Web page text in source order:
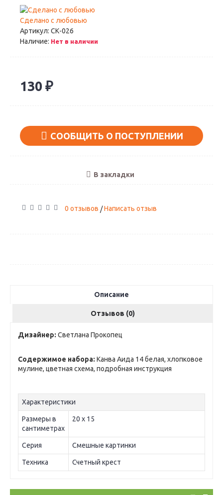
Сделано с любовью
Артикул: СК-026
Наличие: Нет в наличии
130 ₽
СООБЩИТЬ О ПОСТУПЛЕНИИ
В закладки
0 отзывов /Написать отзыв
Описание
Отзывов (0)
Дизайнер: Светлана Прокопец
Содержимое набора: Канва Аида 14 белая, хлопковое
мулине, цветная схема, подробная инструкция
Характеристики
Размеры в
сантиметрах
20 х 15
Серия Смешные картинки
Техника Счетный крест